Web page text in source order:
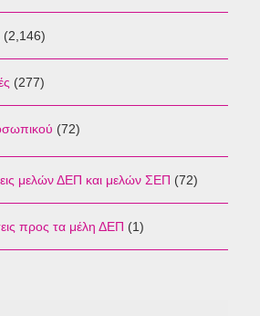
(2,146)
(277)
(72)
μελών ΔΕΠ και μελών ΣΕΠ (72)
προς τα μέλη ΔΕΠ (1)